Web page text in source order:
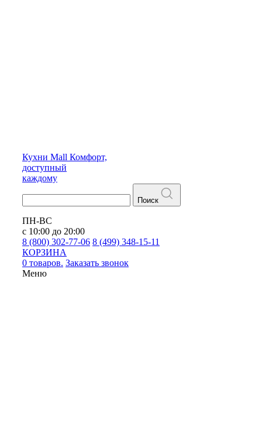
Кухни Mall Комфорт,
доступный
каждому
Поиск
ПН-ВС
с 10:00 до 20:00
8 (800) 302-77-06 8 (499) 348-15-11
КОРЗИНА
0 товаров. Заказать звонок
Меню